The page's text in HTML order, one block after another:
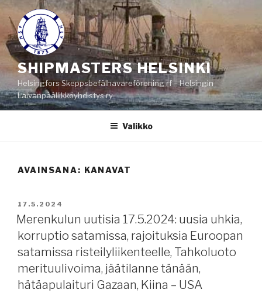
Siirry
sisältöön
SHIPMASTERS HELSINKI
Helsingfors Skeppsbefälhavareförening rf – Helsingin
Laivanpäällikköyhdistys ry
Valikko
AVAINSANA: KANAVAT
JULKAISTU
17.5.2024
Merenkulun uutisia 17.5.2024: uusia uhkia,
korruptio satamissa, rajoituksia Euroopan
satamissa risteilyliikenteelle, Tahkoluoto
merituulivoima, jäätilanne tänään,
hätäapulaituri Gazaan, Kiina – USA